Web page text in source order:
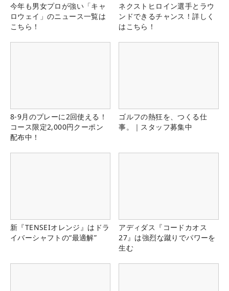
今年も男女プロが強い「キャ
ロウェイ」のニュース一覧は
こちら！
ネクストヒロイン選手とラウ
ンドできるチャンス！詳しく
はこちら！
8-9月のプレーに2回使える！
コース限定2,000円クーポン
配布中！
ゴルフの熱狂を、つくる仕
事。｜スタッフ募集中
新『TENSEIオレンジ』はドラ
イバーシャフトの“最適解”
アディダス『コードカオス
27』は強烈な蹴りでパワーを
生む